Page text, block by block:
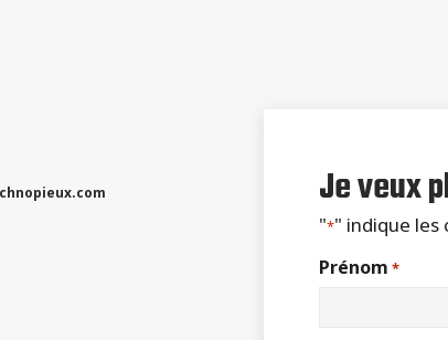
Je veux
"*" indique les
Prénom *